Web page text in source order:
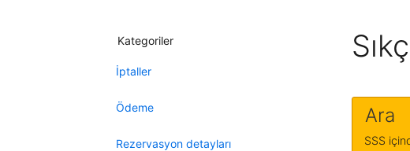
Kategoriler
İptaller
Ödeme
Rezervasyon detayları
Ara
SSS